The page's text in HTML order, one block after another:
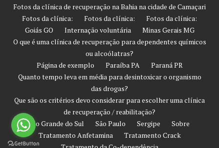
Fotos da clínica de recuperação na Bahia na cidade de Camaçari
Fotos da clínica:
Fotos da clínica:
Fotos da clínica:
Goiás GO
Internação voluntária
Minas Gerais MG
O que é uma clínica de recuperação para dependentes químicos
ou alcoólatras?
Página de exemplo
Paraíba PA
Paraná PR
Quanto tempo leva em média para desintoxicar o organismo
das drogas?
Que são os critérios devo considerar para escolher uma clínica
de recuperação / reabilitação?
Rio Grande do Sul
São Paulo Sergipe
Sobre
Tratamento Anfetamina
Tratamento Crack